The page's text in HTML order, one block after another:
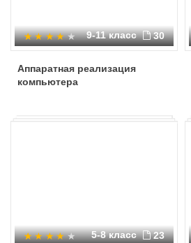
9-11 класс 30
Аппаратная реализация
компьютера
5-8 класс 23